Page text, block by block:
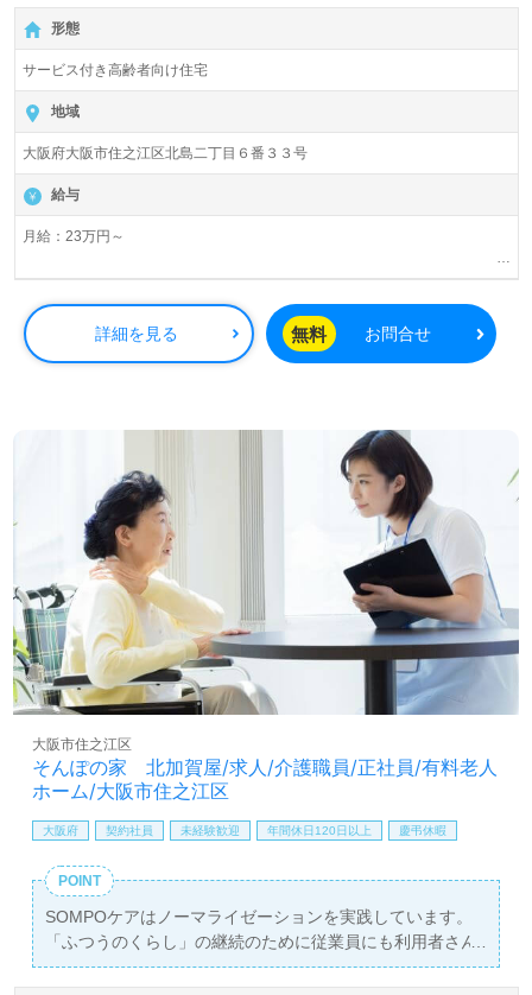
形態
サービス付き高齢者向け住宅
地域
大阪府大阪市住之江区北島二丁目６番３３号
給与
月給：23万円～
賞与年2回、2.5か月分
詳細を見る 無料 お問合せ
そんぽの家 北加賀屋/求人/介護職員/正社員/有料老人
ホーム/大阪市住之江区
大阪市住之江区
大阪府 契約社員 未経験歓迎 年間休日120日以上 慶弔休暇
POINT
SOMPOケアはノーマライゼーションを実践しています。
「ふつうのくらし」の継続のために従業員にも利用者さん
にも平等に機会を提供します。 「教育研修制度」や「資格
取得支援」などでスキルアップを後押ししますのでやりた